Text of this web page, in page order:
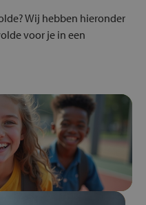
Wij hebben hieronder
voor je in een